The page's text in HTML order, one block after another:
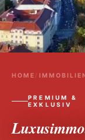
HOME /
PREMIUM &
EXKLUSIV